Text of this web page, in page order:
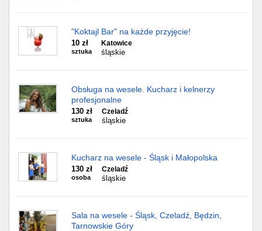
"Koktajl Bar" na każde przyjęcie!
10 zł
sztuka
Katowice
śląskie
Obsługa na wesele. Kucharz i kelnerzy
profesjonalne
130 zł
sztuka
Czeladź
śląskie
Kucharz na wesele - Śląsk i Małopolska
130 zł
osoba
Czeladź
śląskie
Sala na wesele - Śląsk, Czeladź, Będzin,
Tarnowskie Góry